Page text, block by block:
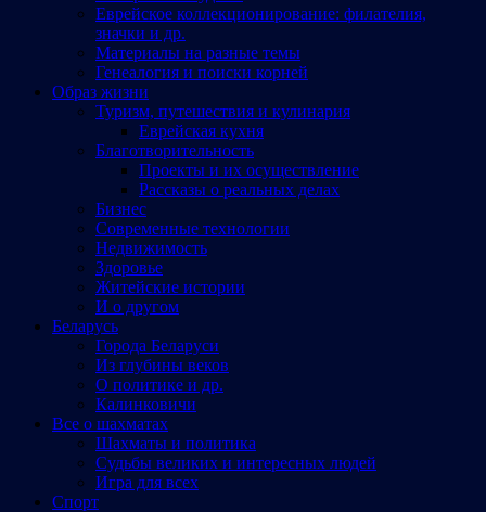
Еврейское коллекционирование: филателия,
значки и др.
Материалы на разные темы
Генеалогия и поиски корней
Образ жизни
Туризм, путешествия и кулинария
Еврейская кухня
Благотворительность
Проекты и их осуществление
Рассказы о реальных делах
Бизнес
Современные технологии
Недвижимость
Здоровье
Житейские истории
И о другом
Беларусь
Города Беларуси
Из глубины веков
О политике и др.
Калинковичи
Все о шахматах
Шахматы и политика
Судьбы великих и интересных людей
Игра для всех
Спорт